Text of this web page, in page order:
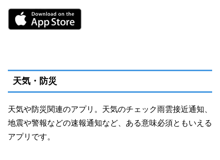
天気・防災
天気や防災関連のアプリ。天気のチェック雨雲接近通知、
地震や警報などの速報通知など、ある意味必須ともいえる
アプリです。